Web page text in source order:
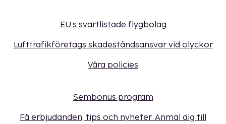
EU:s svartlistade flygbolag
Lufttrafikföretags skadeståndsansvar vid olyckor
Våra policies
Sembonus program
Få erbjudanden, tips och nyheter. Anmäl dig till